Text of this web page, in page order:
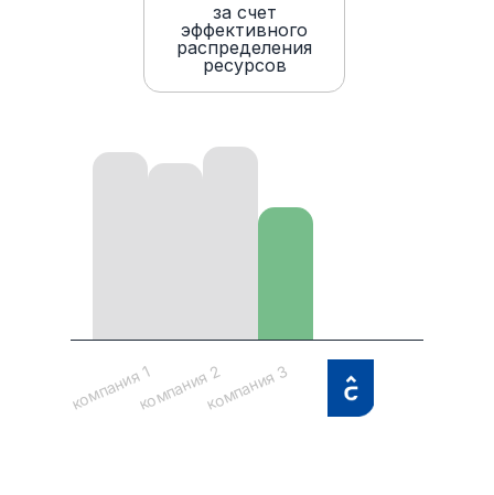
за счет
эффективного
распределения
ресурсов
компания 2компания 3
компания 1